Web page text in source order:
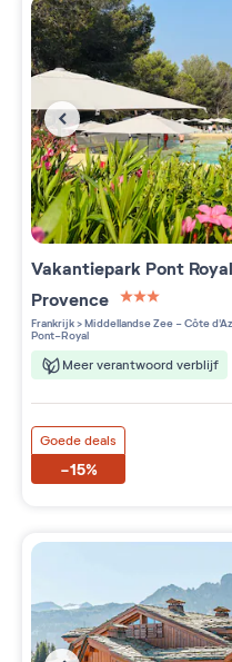
Vakantiepark Pont
Provence
3 étoiles sur 5
Frankrijk>Middellandse Zee - Côte
Pont-Royal
Meer verantwoord verblijf
Goede deals
-15%